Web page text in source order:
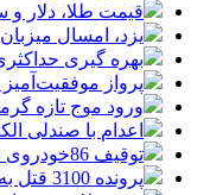
قیمت طلا، دلار و سکه امروز
یزد، امسال
بهره گیری
پرواز
ورود موج تازه
اعدام با صندلی
توقیف 86خودروی لوکس، 187 قطعه زمین و 86 آپارتمان تراستی‌ها
پرونده 3100 قتل به صلح و سازش ختم شد